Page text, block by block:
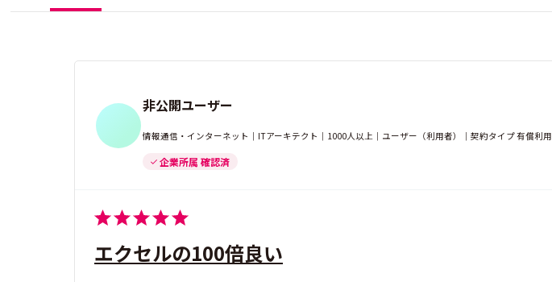
非公開ユーザー
情報通信・インターネット｜ITアーキテクト｜1000人以上｜ユーザー（利用者）｜契約タイプ 有償利用
企業所属 確認済
エクセルの100倍良い